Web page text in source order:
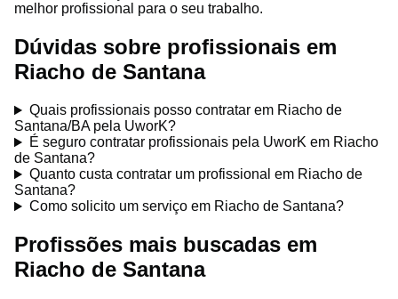
melhor profissional para o seu trabalho.
Dúvidas sobre profissionais em
Riacho de Santana
Quais profissionais posso contratar em Riacho de
Santana/BA pela UworK?
É seguro contratar profissionais pela UworK em Riacho
de Santana?
Quanto custa contratar um profissional em Riacho de
Santana?
Como solicito um serviço em Riacho de Santana?
Profissões mais buscadas em
Riacho de Santana